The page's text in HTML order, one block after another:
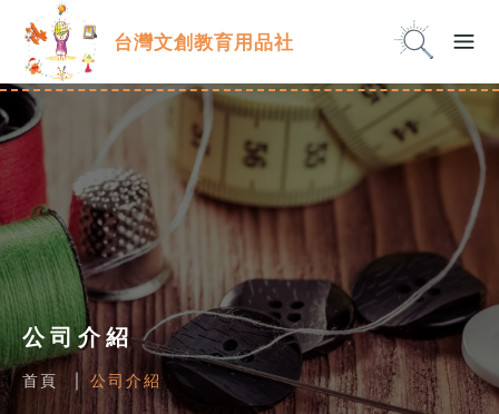
台灣文創教育用品社
公司介紹
首頁 公司介紹